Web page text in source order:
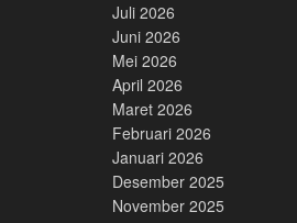
Juli 2026
Juni 2026
Mei 2026
April 2026
Maret 2026
Februari 2026
Januari 2026
Desember 2025
November 2025